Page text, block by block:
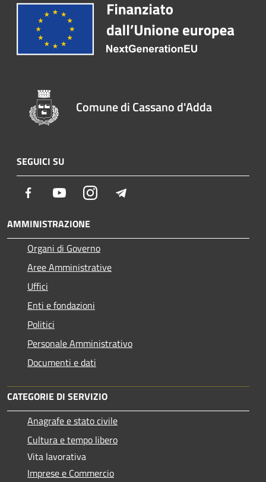
Comune di Cassano d'Adda
SEGUICI SU
Facebook YoutubeInstagram
AMMINISTRAZIONE
Organi di Governo
Aree Amministrative
Uffici
Enti e fondazioni
Politici
Personale Amministrativo
Documenti e dati
CATEGORIE DI SERVIZIO
Anagrafe e stato civile
Cultura e tempo libero
Vita lavorativa
Imprese e Commercio